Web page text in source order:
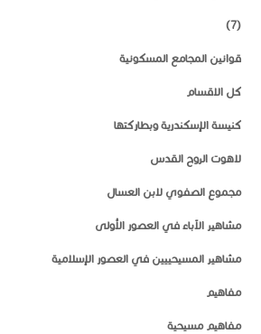
(7)
قوانين المجامع المسكونية
كل الاقسام
كنيسة الإسكندرية وبطاركتها
لاهوت الروح القدس
مجموع الصفوي لابن العسال
مشاهير الآباء في العصور الأولى
مشاهير المسيحييين في العصور الإسلامية
مفاهيم
مفاهيم مسيحية